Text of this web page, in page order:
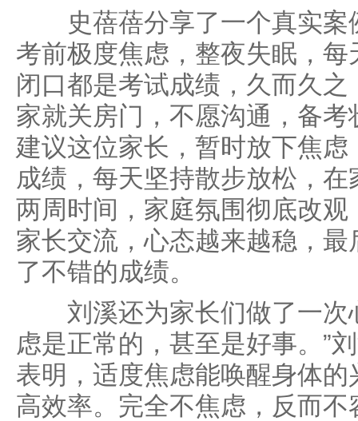
史蓓蓓分享了一个真实案
考前极度焦虑，整夜失眠，
闭口都是考试成绩，久而久
家就关房门，不愿沟通，备
建议这位家长，暂时放下焦
成绩，每天坚持散步放松，
两周时间，家庭氛围彻底改
家长交流，心态越来越稳，
了不错的成绩。
刘溪还为家长们做了一次
虑是正常的，甚至是好事。”
表明，适度焦虑能唤醒身体
高效率。完全不焦虑，反而